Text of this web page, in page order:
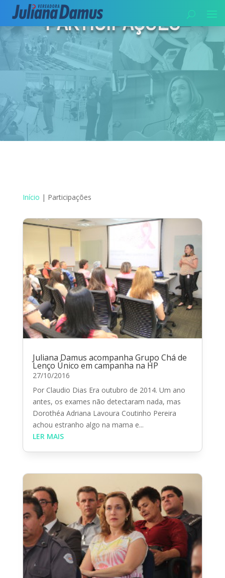
PARTICIPAÇÕES
Início | Participações
Juliana Damus acompanha Grupo Chá de
Lenço Único em campanha na HP
27/10/2016
Por Claudio Dias Era outubro de 2014. Um ano
antes, os exames não detectaram nada, mas
Dorothéa Adriana Lavoura Coutinho Pereira
achou estranho algo na mama e...
LER MAIS